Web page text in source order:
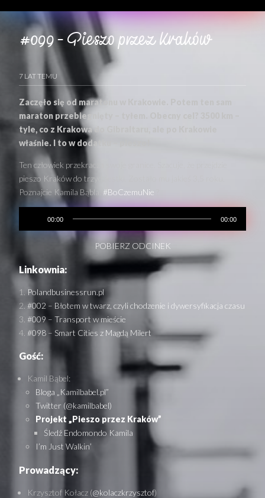
#099 – Pieszo przez Kraków
7 LAT TEMU
Zaczęło się od maratonu w Krakowie. Potem ten sam
maraton przebiegnięty – tyłem. Obecny cel? 3500 km –
tyle, co z Krakowa do Gibraltaru, ale po Krakowie
właśnie. I to w dodatku – pieszo!
Ten człowiek przekracza swoje granice. Szacuje, że przejdzie
pieszo Kraków do trzydziestki. Zostało mu jakieś 3,5 roku.
Poznajcie Kamila Bąbla. #BoCzemuNie
00:00 00:00
POBIERZ ODCINEK
Linkownia:
Polandbusinessrun.pl
#002 – Błotem w twarz, czyli chodzenie i dywersyfikacja czasu
#009 – Transport w mieście
#098 – Smart Cities z Magdą Milert
Gość:
Kamil Bąbel:
Bloga „Kamilbabel.pl”
Twitter (@kamilbabel)
Projekt „Pieszo przez Kraków”
Śledź Endomondo Kamila
I’m Just Walkin’
Prowadzący:
Krzysztof Kołacz (@kolaczkrzysztof)